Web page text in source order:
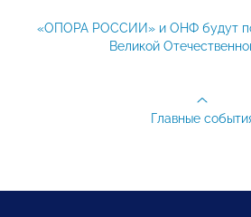
«ОПОРА РОССИИ» и ОНФ будут
Великой
Главные